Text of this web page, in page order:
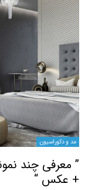
چند نمونه از
“